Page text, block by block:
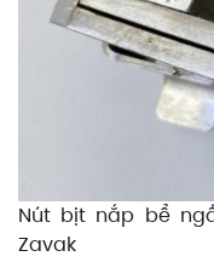
Nút bịt nắp bể
Zavak